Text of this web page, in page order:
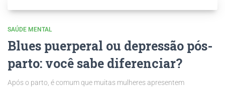
SAÚDE MENTAL
Blues puerperal ou depressão pós-
parto: você sabe diferenciar?
Após o parto, é comum que muitas mulheres apresentem